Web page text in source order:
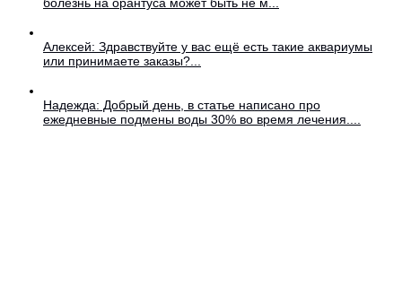
Алексей: Здравствуйте у вас ещё есть такие аквариумы
или принимаете заказы?...
Надежда: Добрый день, в статье написано про
ежедневные подмены воды 30% во время лечения....